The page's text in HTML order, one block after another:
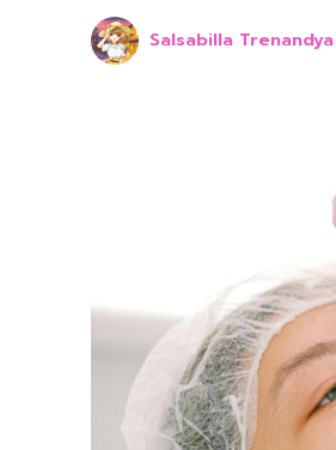
Salsabilla Trenandya